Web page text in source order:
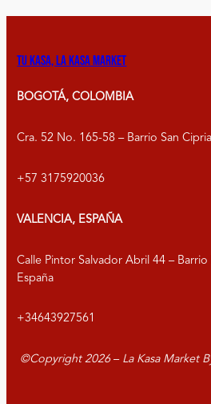
Tu kasa, la kasa market
BOGOTÁ, COLOMBIA
Cra. 52 No. 165-58 – Barrio San
+57 3175920036
VALENCIA, ESPAÑA
Calle Pintor Salvador Abril 44 – Barrio
España
+34643927561
©Copyright2026 – La Kasa Market